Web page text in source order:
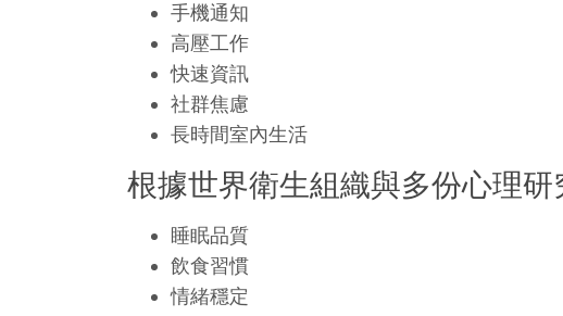
手機通知
高壓工作
快速資訊
社群焦慮
長時間室內生活
根據世界衛生組織與多份心理研
睡眠品質
飲食習慣
情緒穩定